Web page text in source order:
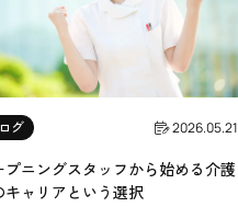
グ 2026.05.21
プニングスタッフから始める介護
キャリアという選択